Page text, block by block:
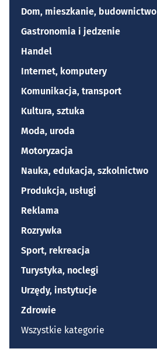
Dom, mieszkanie, budownictwo
Gastronomia i jedzenie
Handel
Internet, komputery
Komunikacja, transport
Kultura, sztuka
Moda, uroda
Motoryzacja
Nauka, edukacja, szkolnictwo
Produkcja, usługi
Reklama
Rozrywka
Sport, rekreacja
Turystyka, noclegi
Urzędy, instytucje
Zdrowie
Wszystkie kategorie